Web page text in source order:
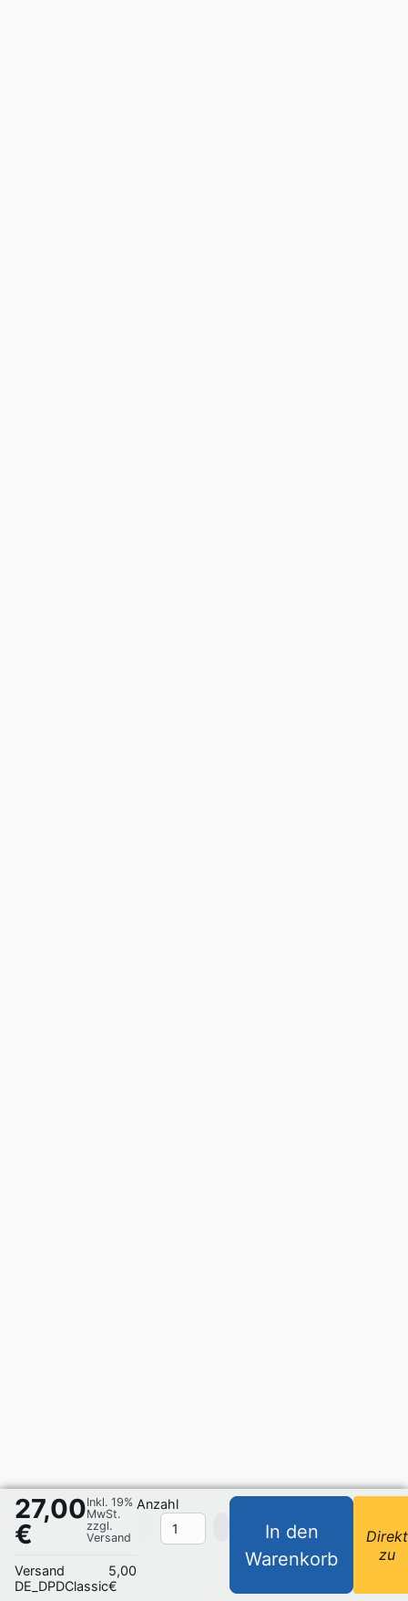
27,00
€
Inkl. 19%
MwSt.
zzgl.
Versand
Versand
DE_DPDClassic
5,00
€
Anzahl
In den
Warenkorb
Direkt
zu